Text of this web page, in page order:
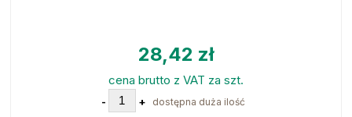
28,42 zł
cena brutto z VAT za szt.
- + dostępna duża ilość